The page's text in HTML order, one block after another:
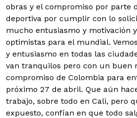
obras y el compromiso por parte
deportiva por cumplir con lo
mucho entusiasmo y motivación
optimistas para el mundial.
y entusiasmo en todas las
van tranquilos pero con un buen
compromiso de Colombia para
próximo 27 de abril. Que aún
trabajo, sobre todo en Cali, pero
expuesto, confían en que todo